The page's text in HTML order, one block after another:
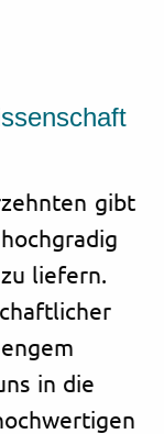
gibt
liefern.
in die